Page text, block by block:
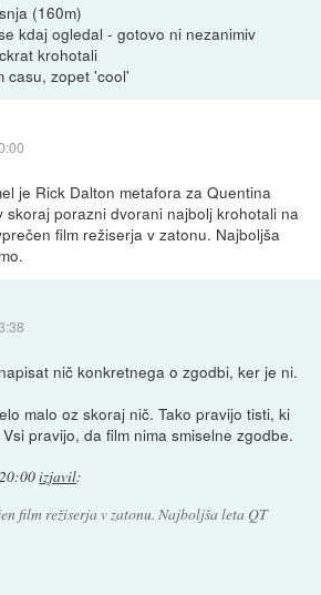
(160m)
kdaj ogledal - gotovo ni nezanimiv
krohotali
casu, zopet 'cool'
je Rick Dalton metafora za Quentina
skoraj porazni dvorani najbolj krohotali na
film režiserja v zatonu. Najboljša
nič konkretnega o zgodbi, ker je ni.
malo oz skoraj nič. Tako pravijo tisti, ki
pravijo, da film nima smiselne zgodbe.
izjavil:
film režiserja v zatonu. Najboljša leta QT